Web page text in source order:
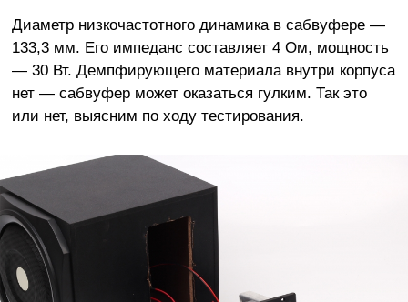
Диаметр низкочастотного динамика в сабвуфере —
133,3 мм. Его импеданс составляет 4 Ом, мощность
— 30 Вт. Демпфирующего материала внутри корпуса
нет — сабвуфер может оказаться гулким. Так это
или нет, выясним по ходу тестирования.